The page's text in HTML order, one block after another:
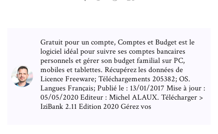
Gratuit pour un compte, Comptes et Budget est le
logiciel idéal pour suivre ses comptes bancaires
personnels et gérer son budget familial sur PC,
mobiles et tablettes. Récupérez les données de
Licence Freeware; Téléchargements 205382; OS.
Langues Français; Publié le : 13/01/2017 Mise à jour :
05/05/2020 Editeur : Michel ALAUX. Télécharger >
IziBank 2.11 Edition 2020 Gérez vos